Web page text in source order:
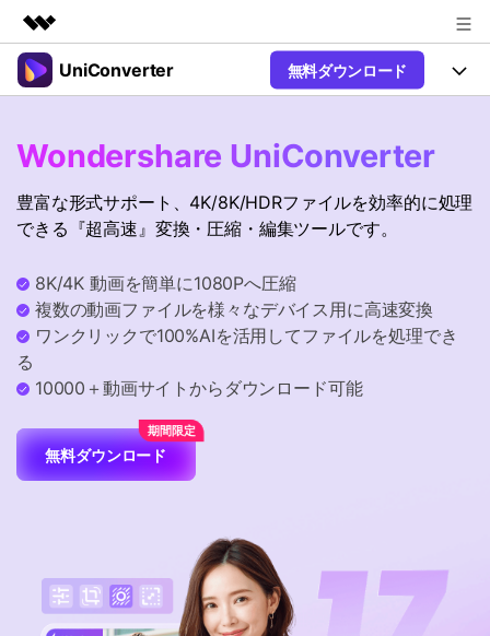
製品
ユーティリティ
概要
ソリューション
プラン＆価格
サポート
UniConverter 無料ダウンロード
UniConverter-動画変換ソフト
UniConverter Windows版
音声をテキストに
確かつ便利にテキストに変換
New
【簡単】複数の動画ファイルを
Hot
AI 機能
オンラインツール
オンライン動画圧縮ツール
動画・画像の無料圧縮
オンライン動画変換ツール
動画・音声・画像の無料変換
Hot
Ver17へアップグレード
使い方&コツ
操作ガイド
動画関連のコツ
特集ページ
サポート
バージョン履歴
search
Wondershare UniConverter
豊富な形式サポート、4K/8K/HDRファイルを効率的に処理
できる『超高速』変換・圧縮・編集ツールです。
8K/4K 動画を簡単に1080Pへ圧縮
複数の動画ファイルを様々なデバイス用に高速変換
ワンクリックで100%AIを活用してファイルを処理でき
る
10000＋動画サイトからダウンロード可能
無料ダウンロード